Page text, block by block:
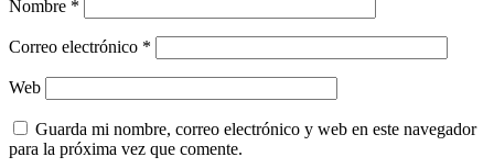
Nombre *
Correo electrónico *
Web
Guarda mi nombre, correo electrónico y web en este navegador
para la próxima vez que comente.